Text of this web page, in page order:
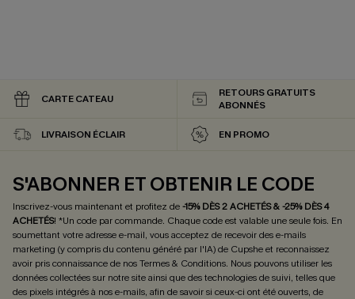
CARTE CATEAU
RETOURS GRATUITS
ABONNÉS
LIVRAISON ÉCLAIR EN PROMO
S'ABONNER ET OBTENIR LE CODE
Inscrivez-vous maintenant et profitez de-15% DÈS 2 ACHETÉS & -25% DÈS 4
ACHETÉS! *Un code par commande. Chaque code est valable une seule fois. En
soumettant votre adresse e-mail, vous acceptez de recevoir des e-mails
marketing (y compris du contenu généré par l'IA) de Cupshe et reconnaissez
avoir pris connaissance de nosTermes & Conditions. Nous pouvons utiliser les
données collectées sur notre site ainsi que des technologies de suivi, telles que
des pixels intégrés à nos e-mails, afin de savoir si ceux-ci ont été ouverts, de